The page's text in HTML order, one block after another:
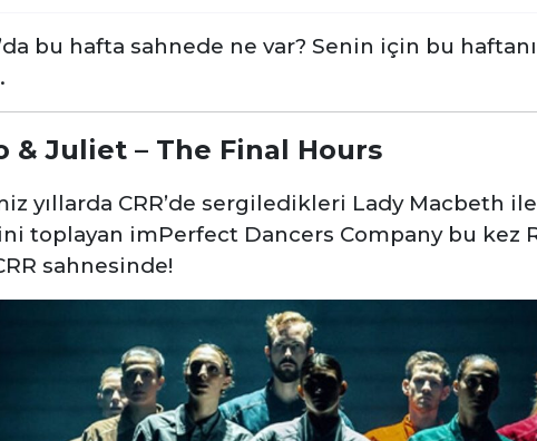
bu hafta sahnede ne var? Senin için bu
& Juliet – The Final Hours
yıllarda CRR’de sergiledikleri Lady Macbeth
toplayan imPerfect Dancers Company bu kez
sahnesinde!